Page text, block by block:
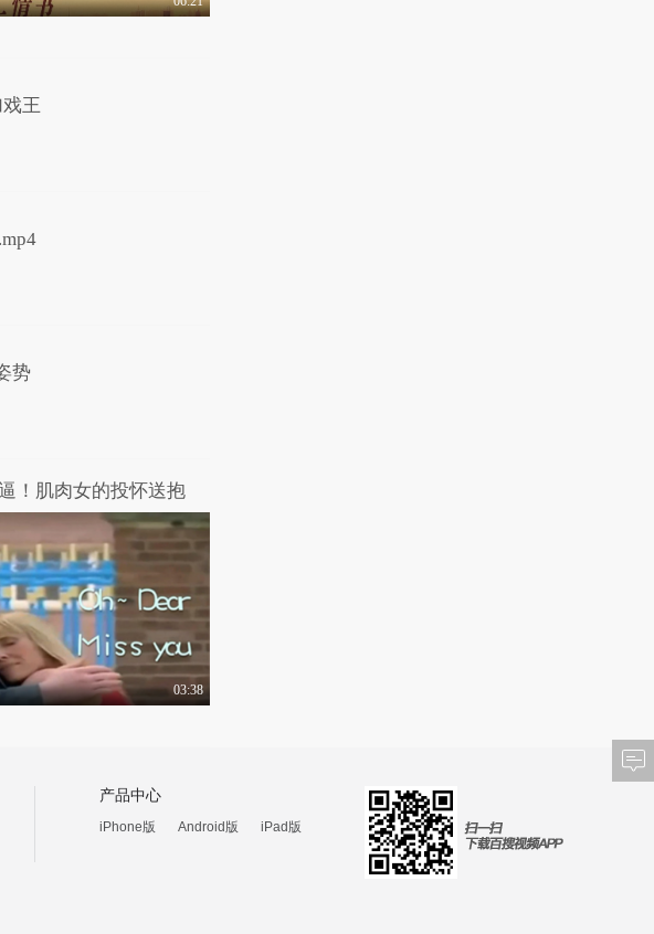
王
势
！肌肉女的投怀送抱
03:38
产品中心
iPhone版 Android版 iPad版